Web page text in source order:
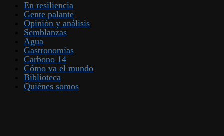
En resiliencia
Gente palante
Opinión y análisis
Semblanzas
Agua
Gastronomías
Carbono 14
Cómo va el mundo
Biblioteca
Quiénes somos